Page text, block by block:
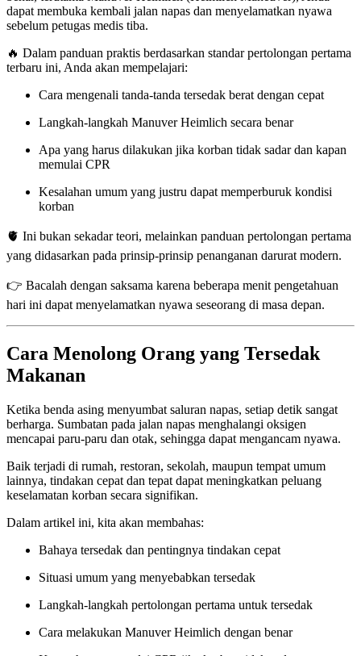
dapat membuka kembali jalan napas dan menyelamatkan nyawa
sebelum petugas medis tiba.
🔥 Dalam panduan praktis berdasarkan standar pertolongan pertama
terbaru ini, Anda akan mempelajari:
Cara mengenali tanda-tanda tersedak berat dengan cepat
Langkah-langkah Manuver Heimlich secara benar
Apa yang harus dilakukan jika korban tidak sadar dan kapan
memulai CPR
Kesalahan umum yang justru dapat memperburuk kondisi
korban
🫀 Ini bukan sekadar teori, melainkan panduan pertolongan pertama
yang didasarkan pada prinsip-prinsip penanganan darurat modern.
👉 Bacalah dengan saksama karena beberapa menit pengetahuan
hari ini dapat menyelamatkan nyawa seseorang di masa depan.
Cara Menolong Orang yang Tersedak
Makanan
Ketika benda asing menyumbat saluran napas, setiap detik sangat
berharga. Sumbatan pada jalan napas menghalangi oksigen
mencapai paru-paru dan otak, sehingga dapat mengancam nyawa.
Baik terjadi di rumah, restoran, sekolah, maupun tempat umum
lainnya, tindakan cepat dan tepat dapat meningkatkan peluang
keselamatan korban secara signifikan.
Dalam artikel ini, kita akan membahas:
Bahaya tersedak dan pentingnya tindakan cepat
Situasi umum yang menyebabkan tersedak
Langkah-langkah pertolongan pertama untuk tersedak
Cara melakukan Manuver Heimlich dengan benar